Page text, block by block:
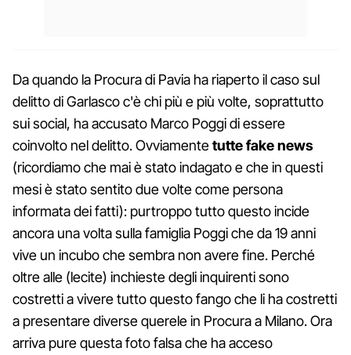
Da quando la Procura di Pavia ha riaperto il caso sul
delitto di Garlasco c'è chi più e più volte, soprattutto
sui social, ha accusato Marco Poggi di essere
coinvolto nel delitto. Ovviamentetutte fake news
(ricordiamo che mai è stato indagato e che in questi
mesi è stato sentito due volte come persona
informata dei fatti): purtroppo tutto questo incide
ancora una volta sulla famiglia Poggi che da 19 anni
vive un incubo che sembra non avere fine. Perché
oltre alle (lecite) inchieste degli inquirenti sono
costretti a vivere tutto questo fango che li ha costretti
a presentare diverse querele in Procura a Milano. Ora
arriva pure questa foto falsa che ha acceso